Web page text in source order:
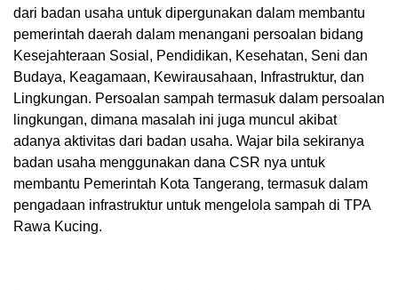
dari badan usaha untuk dipergunakan dalam membantu
pemerintah daerah dalam menangani persoalan bidang
Kesejahteraan Sosial, Pendidikan, Kesehatan, Seni dan
Budaya, Keagamaan, Kewirausahaan, Infrastruktur, dan
Lingkungan. Persoalan sampah termasuk dalam persoalan
lingkungan, dimana masalah ini juga muncul akibat
adanya aktivitas dari badan usaha. Wajar bila sekiranya
badan usaha menggunakan dana CSR nya untuk
membantu Pemerintah Kota Tangerang, termasuk dalam
pengadaan infrastruktur untuk mengelola sampah di TPA
Rawa Kucing.